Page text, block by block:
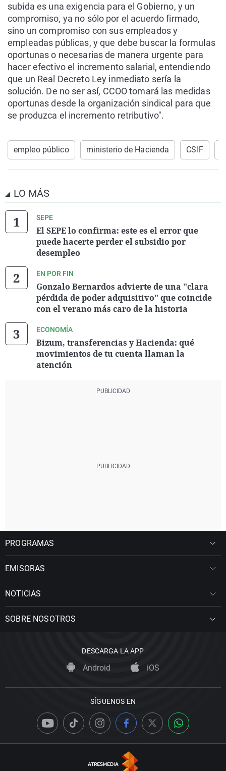
subida es una exigencia para el Gobierno, y un
compromiso, ya no sólo por el acuerdo firmado,
sino un compromiso con sus empleados y
empleadas públicas, y que debe buscar la formulas
oportunas o necesarias de manera urgente para
hacer efectivo el incremento salarial, entendiendo
que un Real Decreto Ley inmediato sería la
solución. De no ser así, CCOO tomará las medidas
oportunas desde la organización sindical para que
se produzca el incremento retributivo".
empleo público ministerio de Hacienda CSIF
LO MÁS
SEPE
El SEPE lo confirma: este es el error que
puede hacerte perder el subsidio por
desempleo
EN POR FIN
Gonzalo Bernardos advierte de una "clara
pérdida de poder adquisitivo" que coincide
con el verano más caro de la historia
ECONOMÍA
Bizum, transferencias y Hacienda: qué
movimientos de tu cuenta llaman la
atención
PROGRAMAS
EMISORAS
NOTICIAS
SOBRE NOSOTROS
DESCARGA LA APP
Android iOS
SÍGUENOS EN